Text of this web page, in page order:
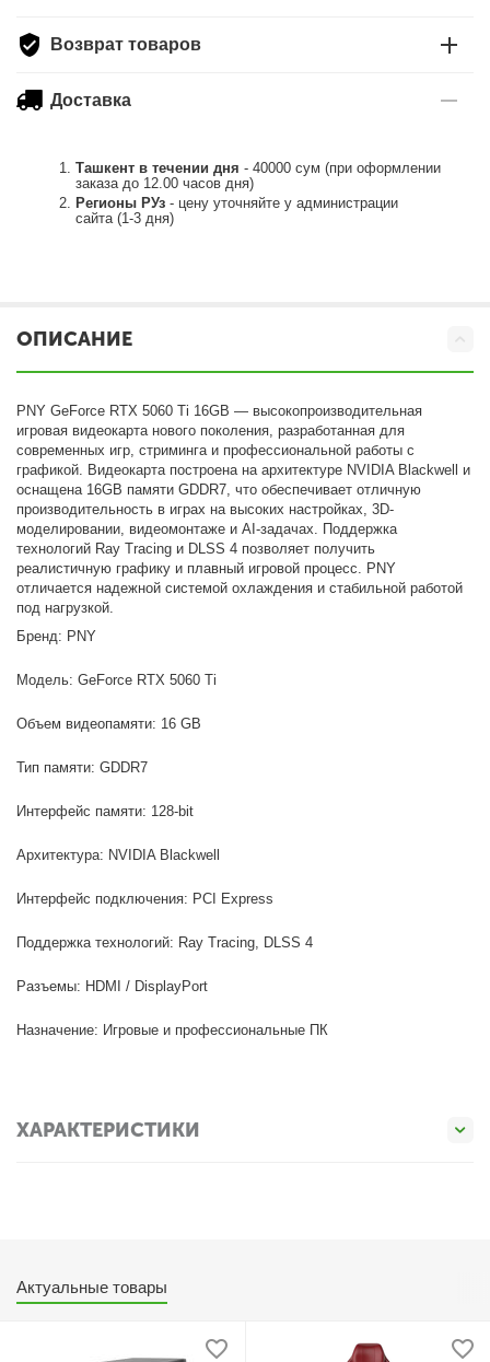
Возврат товаров
Доставка
Ташкент в течении дня - 40000 сум (при оформлении
заказа до 12.00 часов дня)
Регионы РУз - цену уточняйте у администрации
сайта (1-3 дня)
ОПИСАНИЕ
PNY GeForce RTX 5060 Ti 16GB — высокопроизводительная
игровая видеокарта нового поколения, разработанная для
современных игр, стриминга и профессиональной работы с
графикой. Видеокарта построена на архитектуре NVIDIA Blackwell и
оснащена 16GB памяти GDDR7, что обеспечивает отличную
производительность в играх на высоких настройках, 3D-
моделировании, видеомонтаже и AI-задачах. Поддержка
технологий Ray Tracing и DLSS 4 позволяет получить
реалистичную графику и плавный игровой процесс. PNY
отличается надежной системой охлаждения и стабильной работой
под нагрузкой.
Бренд: PNY
Модель: GeForce RTX 5060 Ti
Объем видеопамяти: 16 GB
Тип памяти: GDDR7
Интерфейс памяти: 128-bit
Архитектура: NVIDIA Blackwell
Интерфейс подключения: PCI Express
Поддержка технологий: Ray Tracing, DLSS 4
Разъемы: HDMI / DisplayPort
Назначение: Игровые и профессиональные ПК
ХАРАКТЕРИСТИКИ
Актуальные товары